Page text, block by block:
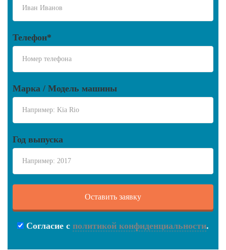
Телефон*
Марка / Модель машины
Год выпуска
Согласие с политикой конфиденциальности.